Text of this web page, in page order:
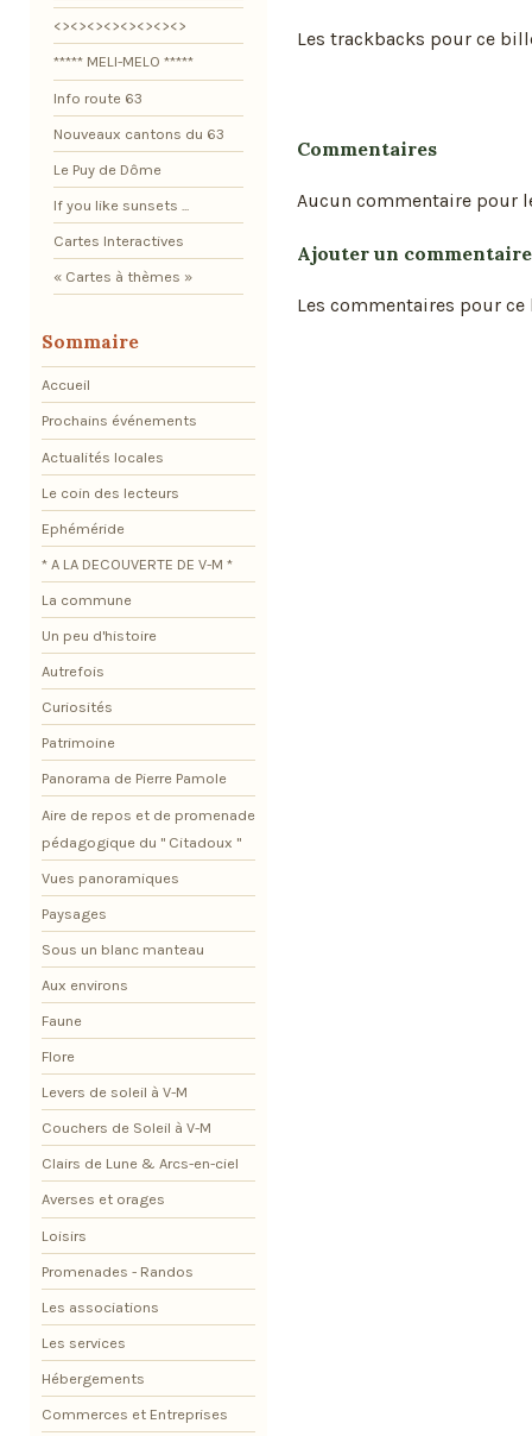
Les trackbacks pour ce
Commentaires
Aucun commentaire pour
Ajouter un commentaire
Les commentaires pour
<><><><><><><><>
***** MELI-MELO *****
Info route 63
Nouveaux cantons du 63
Le Puy de Dôme
If you like sunsets ...
Cartes Interactives
« Cartes à thèmes »
Sommaire
Accueil
Prochains événements
Actualités locales
Le coin des lecteurs
Ephéméride
* A LA DECOUVERTE DE V-M *
La commune
Un peu d'histoire
Autrefois
Curiosités
Patrimoine
Panorama de Pierre Pamole
Aire de repos et de promenade
pédagogique du " Citadoux "
Vues panoramiques
Paysages
Sous un blanc manteau
Aux environs
Faune
Flore
Levers de soleil à V-M
Couchers de Soleil à V-M
Clairs de Lune & Arcs-en-ciel
Averses et orages
Loisirs
Promenades - Randos
Les associations
Les services
Hébergements
Commerces et Entreprises